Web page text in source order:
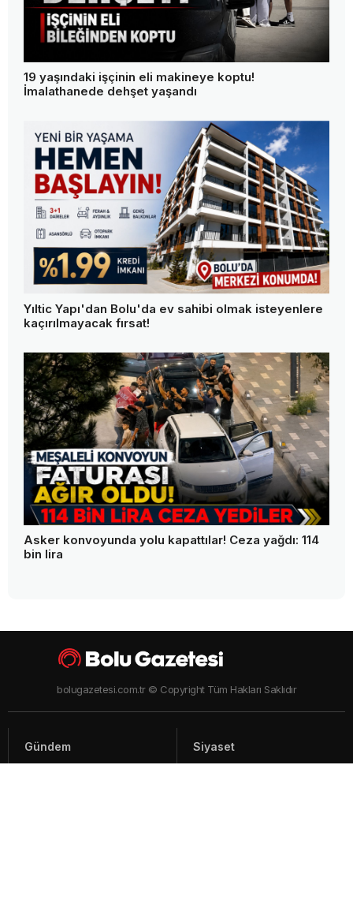
19 yaşındaki işçinin eli makineye koptu!
İmalathanede dehşet yaşandı
Yıltic Yapı'dan Bolu'da ev sahibi olmak isteyenlere
kaçırılmayacak fırsat!
Asker konvoyunda yolu kapattılar! Ceza yağdı: 114
bin lira
bolugazetesi.com.tr © Copyright Tüm Hakları Saklıdır
Gündem Siyaset